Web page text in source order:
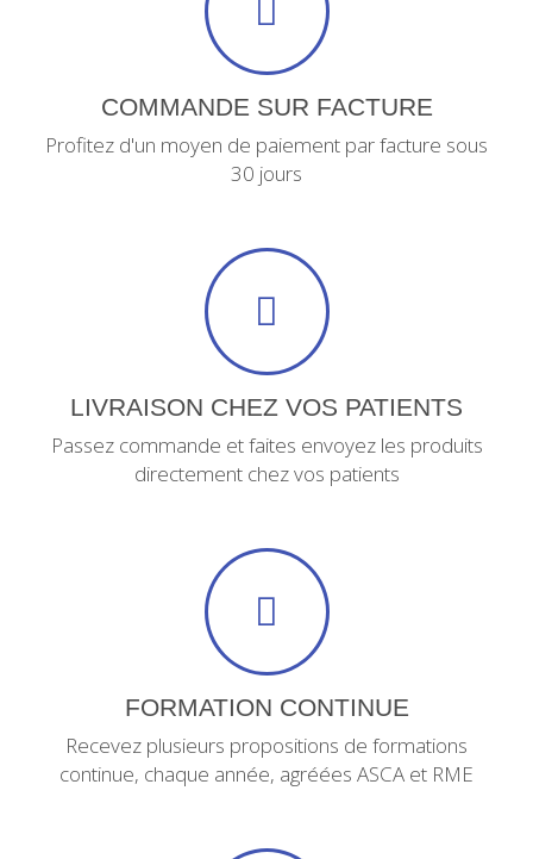
COMMANDE SUR FACTURE
Profitez d'un moyen de paiement par facture sous
30 jours
LIVRAISON CHEZ VOS PATIENTS
Passez commande et faites envoyez les produits
directement chez vos patients
FORMATION CONTINUE
Recevez plusieurs propositions de formations
continue, chaque année, agréées ASCA et RME